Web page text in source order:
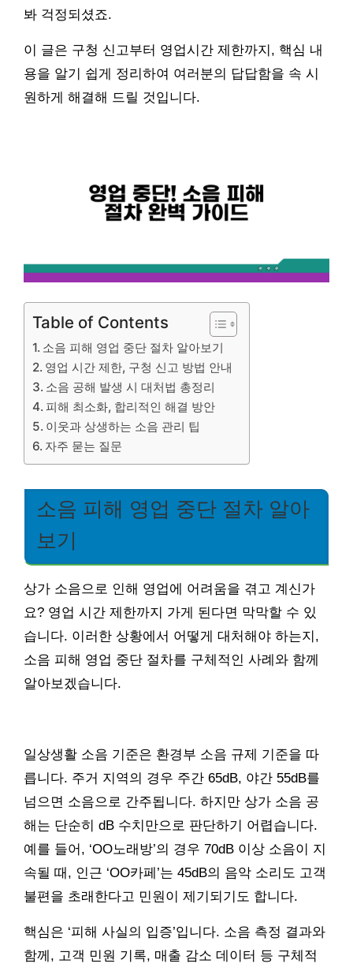
봐 걱정되셨죠.
이 글은 구청 신고부터 영업시간 제한까지, 핵심 내
용을 알기 쉽게 정리하여 여러분의 답답함을 속 시
원하게 해결해 드릴 것입니다.
Table of Contents
소음 피해 영업 중단 절차 알아보기
영업 시간 제한, 구청 신고 방법 안내
소음 공해 발생 시 대처법 총정리
피해 최소화, 합리적인 해결 방안
이웃과 상생하는 소음 관리 팁
자주 묻는 질문
소음 피해 영업 중단 절차 알아
보기
상가 소음으로 인해 영업에 어려움을 겪고 계신가
요? 영업 시간 제한까지 가게 된다면 막막할 수 있
습니다. 이러한 상황에서 어떻게 대처해야 하는지,
소음 피해 영업 중단 절차를 구체적인 사례와 함께
알아보겠습니다.
일상생활 소음 기준은 환경부 소음 규제 기준을 따
릅니다. 주거 지역의 경우 주간 65dB, 야간 55dB를
넘으면 소음으로 간주됩니다. 하지만 상가 소음 공
해는 단순히 dB 수치만으로 판단하기 어렵습니다.
예를 들어, ‘OO노래방’의 경우 70dB 이상 소음이 지
속될 때, 인근 ‘OO카페’는 45dB의 음악 소리도 고객
불편을 초래한다고 민원이 제기되기도 합니다.
핵심은 ‘피해 사실의 입증’입니다. 소음 측정 결과와
함께, 고객 민원 기록, 매출 감소 데이터 등 구체적